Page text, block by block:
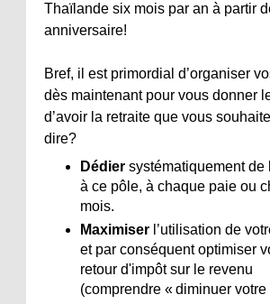
Thaïlande six mois par an à partir
anniversaire!
Bref, il est primordial d’organiser
dès maintenant pour vous donner
d’avoir la retraite que vous
dire?
Dédier systématiquement de
à ce pôle, à chaque paie ou
mois.
Maximiser l’utilisation de
et par conséquent optimiser
retour d'impôt sur le revenu
(comprendre « diminuer votre